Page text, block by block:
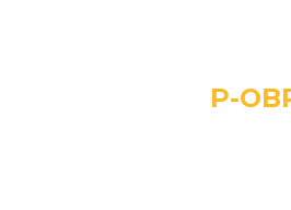
P-